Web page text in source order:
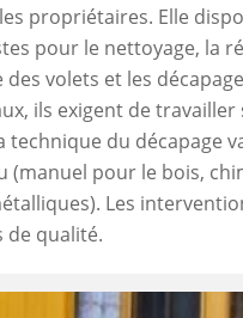
propriétaires. Elle
pour le nettoyage, la
volets et les
ils exigent de travailler
technique du décapage
(manuel pour le bois,
Les
qualité.